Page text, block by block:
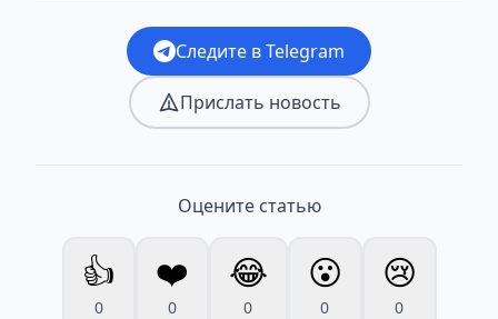
Следите в Telegram
Прислать новость
Оцените статью
👍
0
❤️
0
😂
0
😮
0
😢
0